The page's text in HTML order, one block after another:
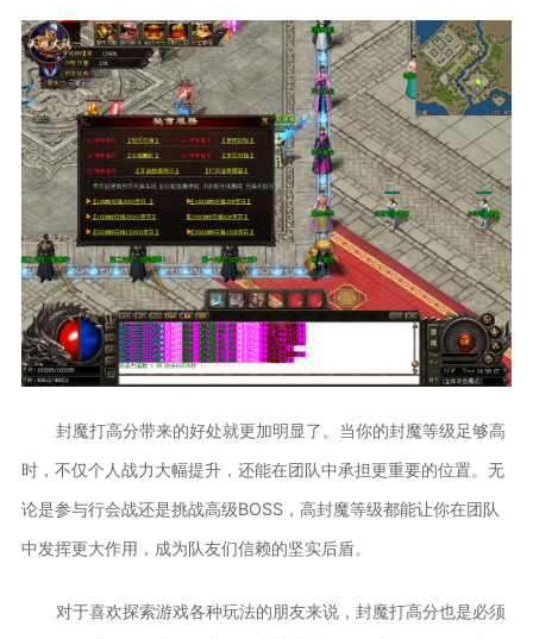
封魔打高分带来的好处就更加明显了。当你的封魔等级足够高
时，不仅个人战力大幅提升，还能在团队中承担更重要的位置。无
论是参与行会战还是挑战高级BOSS，高封魔等级都能让你在团队
中发挥更大作用，成为队友们信赖的坚实后盾。
对于喜欢探索游戏各种玩法的朋友来说，封魔打高分也是必须